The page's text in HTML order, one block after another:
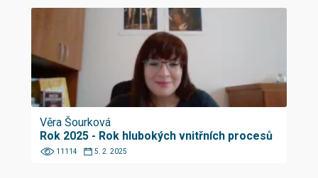
Věra Šourková
Rok 2025 - Rok hlubokých vnitřních procesů
11114 5. 2. 2025